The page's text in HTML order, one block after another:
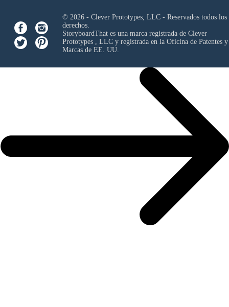
© 2026 - Clever Prototypes, LLC - Reservados todos los
derechos.
StoryboardThat es una marca registrada de Clever
Prototypes , LLCy registrada en la Oficina de Patentes y
Marcas de EE. UU.